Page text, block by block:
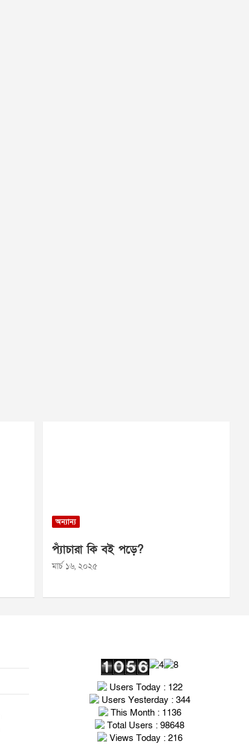
অন্যান্য
প্যাঁচারা কি বই পড়ে?
মার্চ ১৬, ২০২৫
Users Today : 122
Users Yesterday : 344
This Month : 1136
Total Users : 98648
Views Today : 216